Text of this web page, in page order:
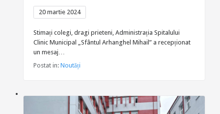
20 martie 2024
Stimați colegi, dragi prieteni, Administrația Spitalului
Clinic Municipal „Sfântul Arhanghel Mihail” a recepționat
un mesaj…
Postat in: Noutăți